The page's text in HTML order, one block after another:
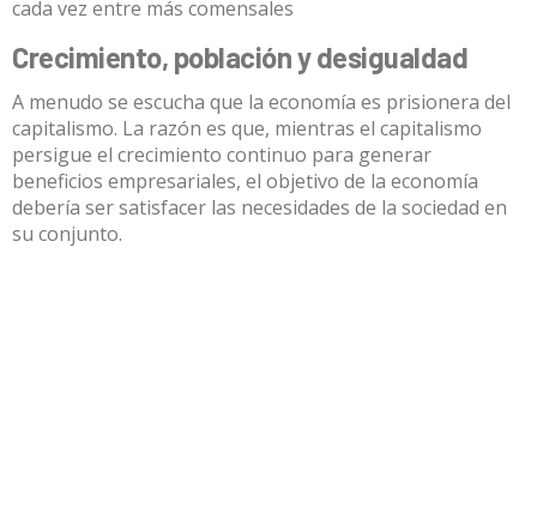
cada vez entre más comensales
Crecimiento, población y desigualdad
A menudo se escucha que la economía es prisionera del
capitalismo. La razón es que, mientras el capitalismo
persigue el crecimiento continuo para generar
beneficios empresariales, el objetivo de la economía
debería ser satisfacer las necesidades de la sociedad en
su conjunto.